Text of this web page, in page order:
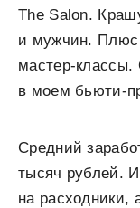
The Salon.
и мужчин.
мастер-классы.
в моем бьюти-
Средний
тысяч рублей.
на расходники,